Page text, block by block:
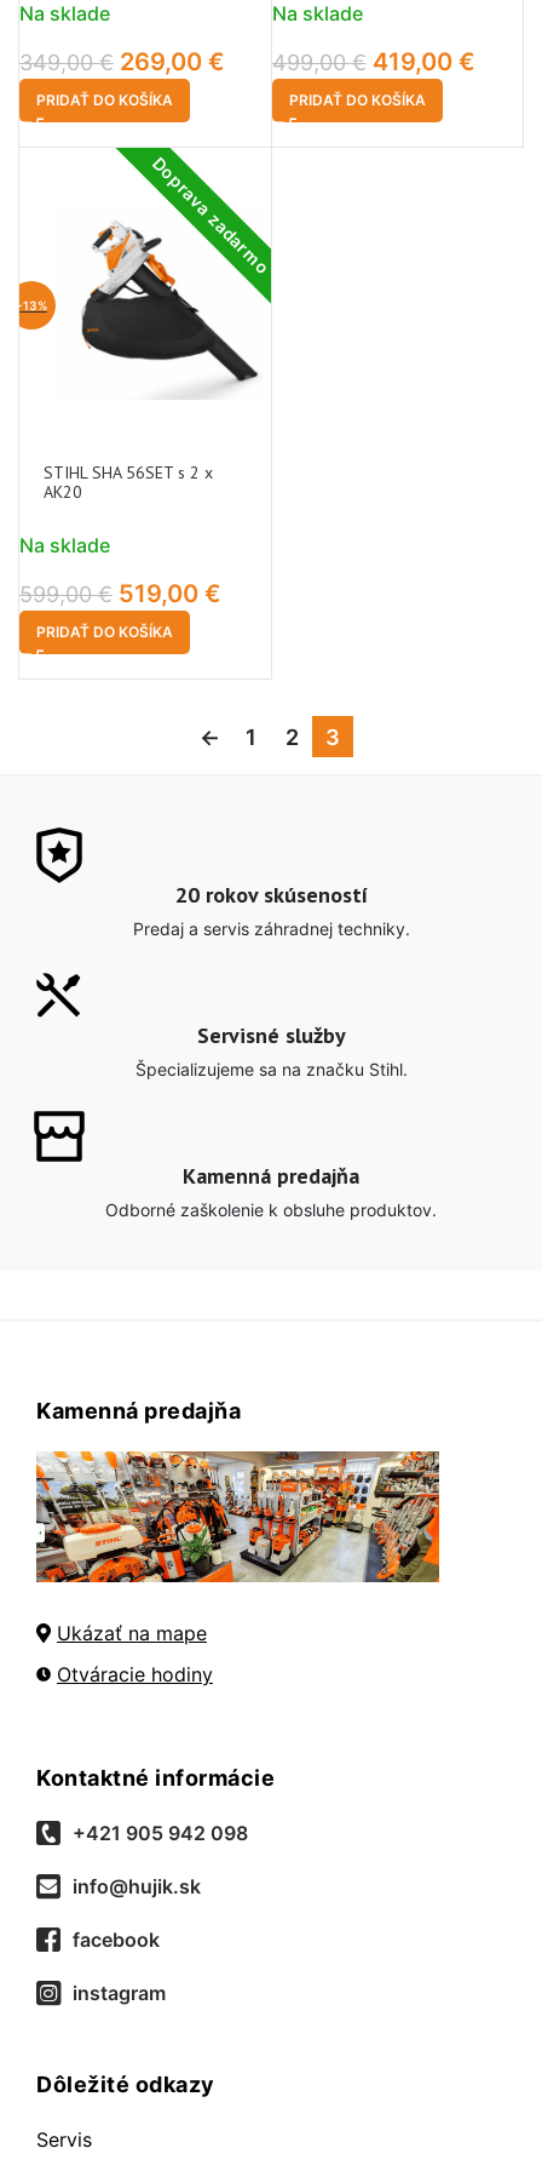
Na sklade
349,00€ 269,00 €
PRIDAŤ DO KOŠÍKA
Na sklade
499,00€ 419,00 €
PRIDAŤ DO KOŠÍKA
Doprava zadarmo
-13%
STIHL SHA 56SET s 2 x
AK20
Na sklade
599,00€ 519,00 €
PRIDAŤ DO KOŠÍKA
← 1 2 3
20 rokov skúseností
Predaj a servis záhradnej techniky.
Servisné služby
Špecializujeme sa na značku Stihl.
Kamenná predajňa
Odborné zaškolenie k obsluhe produktov.
Kamenná predajňa
Ukázať na mape
Otváracie hodiny
Kontaktné informácie
+421 905 942 098
info@hujik.sk
facebook
instagram
Dôležité odkazy
Servis